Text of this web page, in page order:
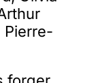
Pierre-